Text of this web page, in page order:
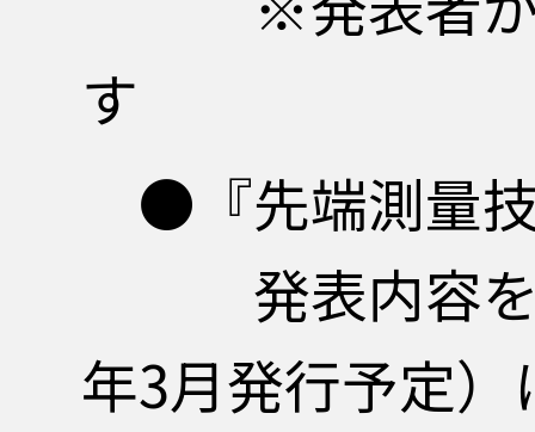
す
●『先端測
発表内容を後
年3月発行予定）